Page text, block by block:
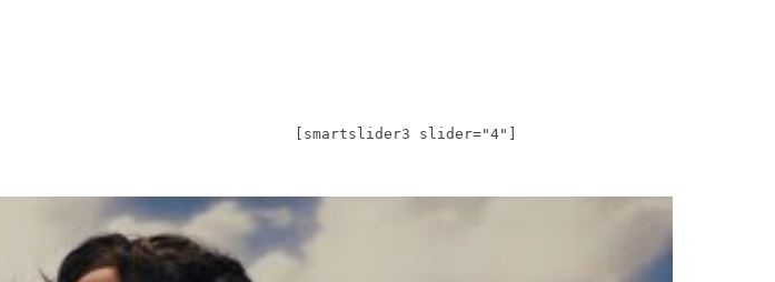
[smartslider3 slider="4"]